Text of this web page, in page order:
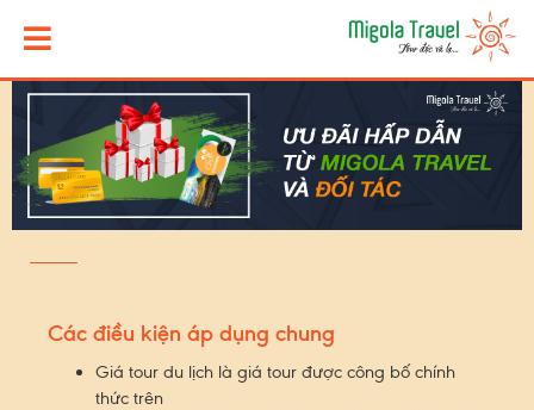
Các điều kiện áp dụng chung
Giá tour du lịch là giá tour được công bố chính
thức trên